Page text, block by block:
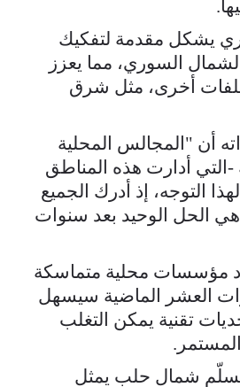
يشكل مقدمة لتفكيك
السوري، مما يعزز
أخرى، مثل شرق
أن "المجالس المحلية
التي أدارت هذه المناطق
التوجه، إذ أدرك الجميع
الحل الوحيد بعد سنوات
مؤسسات محلية متماسكة
العشر الماضية سيسهل
تقنية يمكن التغلب
شمال حلب يمثل